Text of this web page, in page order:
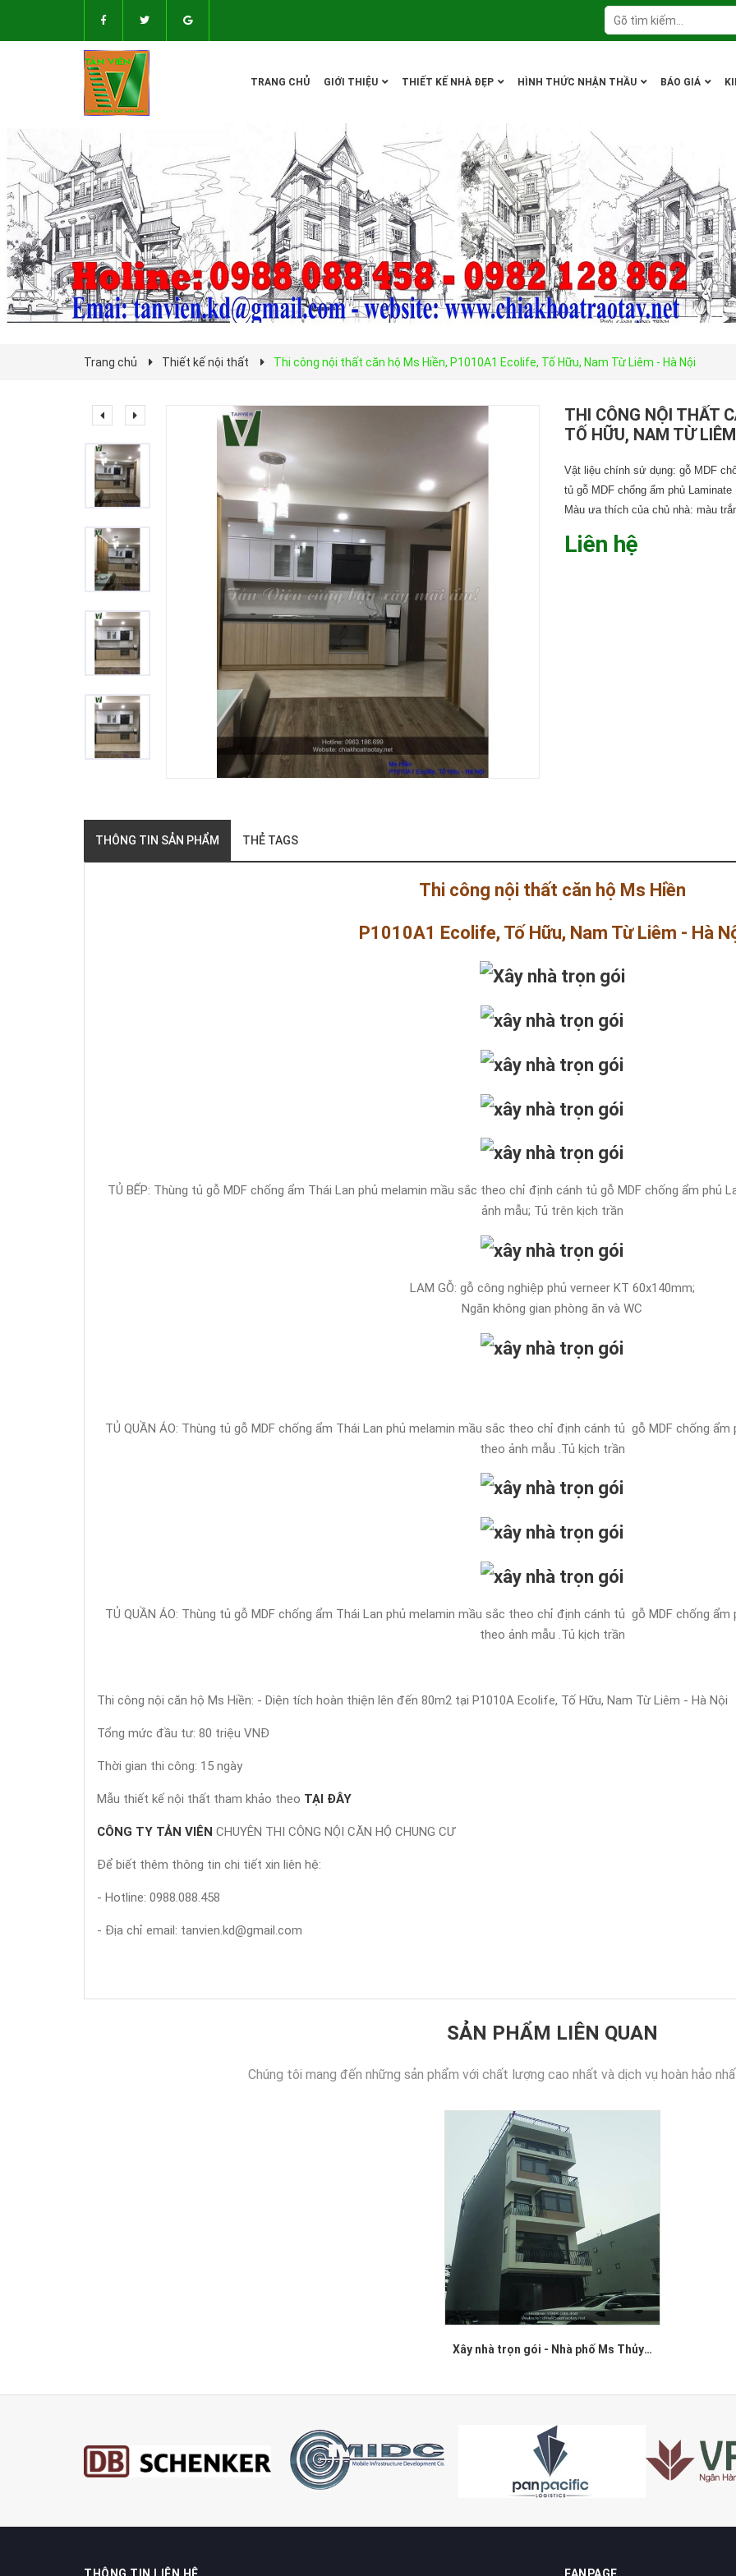
TRANG CHỦ GIỚI THIỆU THIẾT KẾ NHÀ ĐẸP HÌNH THỨC NHẬN THẦU BÁO GIÁ
Trang chủ Thiết kế nội thất Thi công nội thất căn hộ Ms Hiền, P1010A1 Ecolife, Tố Hữu, Nam Từ Liêm - Hà Nội
THI CÔNG NỘI THẤT
TỐ HỮU, NAM TỪ
Vật liệu chính sử dụng: gỗ MDF
tủ gỗ MDF chống ẩm phủ Laminate
Màu ưa thích của chủ nhà: màu
Liên hệ
THÔNG TIN SẢN PHẨM THẺ TAGS
Thi công nội thất căn hộ Ms Hiền
P1010A1 Ecolife, Tố Hữu, Nam Từ Liêm - Hà
TỦ BẾP: Thùng tủ gỗ MDF chống ẩm Thái Lan phủ melamin mầu sắc theo chỉ định cánh tủ gỗ MDF chống ẩm phủ
ảnh mẫu; Tủ trên kịch trần
LAM GỖ: gỗ công nghiệp phủ verneer KT 60x140mm;
Ngăn không gian phòng ăn và WC
TỦ QUẦN ÁO: Thùng tủ gỗ MDF chống ẩm Thái Lan phủ melamin mầu sắc theo chỉ định cánh tủ gỗ MDF chống
theo ảnh mẫu .Tủ kịch trần
TỦ QUẦN ÁO: Thùng tủ gỗ MDF chống ẩm Thái Lan phủ melamin mầu sắc theo chỉ định cánh tủ gỗ MDF chống
theo ảnh mẫu .Tủ kịch trần
Thi công nội căn hộ Ms Hiền: - Diện tích hoàn thiện lên đến 80m2 tại P1010A Ecolife, Tố Hữu, Nam Từ Liêm - Hà Nội
Tổng mức đầu tư: 80 triệu VNĐ
Thời gian thi công: 15 ngày
Mẫu thiết kế nội thất tham khảo theo TẠI ĐÂY
CÔNG TY TẢN VIÊN CHUYÊN THI CÔNG NỘI CĂN HỘ CHUNG CƯ
Để biết thêm thông tin chi tiết xin liên hệ:
- Hotline: 0988.088.458
- Địa chỉ email: tanvien.kd@gmail.com
SẢN PHẨM LIÊN QUAN
Chúng tôi mang đến những sản phẩm với chất lượng cao nhất và dịch vụ hoàn hảo
Xây nhà trọn gói - Nhà phố Ms Thủy Chúc Thôn, Chí Linh - Hải Dương